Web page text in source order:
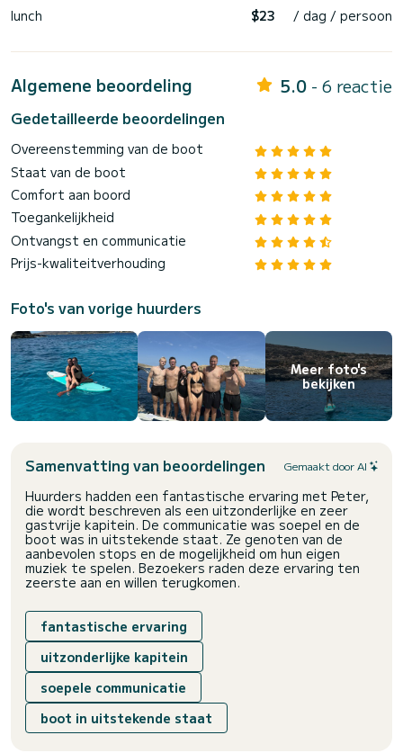
lunch $23 / dag / persoon
Algemene beoordeling 5.0 - 6 reactie
Gedetailleerde beoordelingen
Overeenstemming van de boot
Staat van de boot
Comfort aan boord
Toegankelijkheid
Ontvangst en communicatie
Prijs-kwaliteitverhouding
Foto's van vorige huurders
Meer foto's
bekijken
Samenvatting van beoordelingen Gemaakt door AI
Huurders hadden een fantastische ervaring met Peter,
die wordt beschreven als een uitzonderlijke en zeer
gastvrije kapitein. De communicatie was soepel en de
boot was in uitstekende staat. Ze genoten van de
aanbevolen stops en de mogelijkheid om hun eigen
muziek te spelen. Bezoekers raden deze ervaring ten
zeerste aan en willen terugkomen.
fantastische ervaring
uitzonderlijke kapitein
soepele communicatie
boot in uitstekende staat